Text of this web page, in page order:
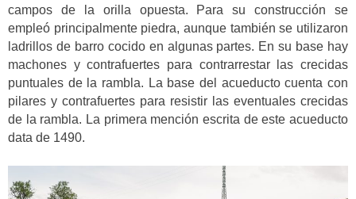
campos de la orilla opuesta. Para su construcción se
empleó principalmente piedra, aunque también se utilizaron
ladrillos de barro cocido en algunas partes. En su base hay
machones y contrafuertes para contrarrestar las crecidas
puntuales de la rambla. La base del acueducto cuenta con
pilares y contrafuertes para resistir las eventuales crecidas
de la rambla. La primera mención escrita de este acueducto
data de 1490.